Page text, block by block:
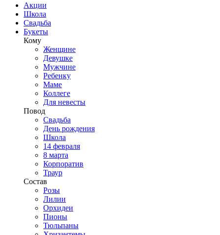
Акции
Школа
Свадьба
Букеты
Кому
Женщине
Девушке
Мужчине
Ребенку
Маме
Коллеге
Для невесты
Повод
Свадьба
День рождения
Школа
14 февраля
8 марта
Корпоратив
Траур
Состав
Розы
Лилии
Орхидеи
Пионы
Тюльпаны